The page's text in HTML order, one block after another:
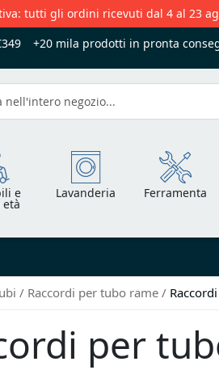
tutti gli ordini ricevuti dal 4 al 23
+20 mila prodotti in pronta
e Lavanderia Ferramenta
Raccordi per tubo rame
per